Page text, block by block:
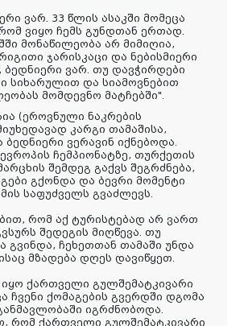
ვარ. 33 წლის ასაკში მომეცა
ვიყო ჩემს გუნდთან ერთად.
მონაწილეობა არ მიმიღია,
ჯარისკაცი და ნებისმიერი
ბედნიერი ვარ. თუ დავჭირდები
სიხარულით და სიამოვნებით
მომდევნო მატჩებში".
(ეროვნული ნაკრების
კარგი თამაშისა,
ვერავინ იქნებოდა.
ჩემპიონატზე, თურქეთის
შემდეგ გაქვს შეგრძნება,
გქონდა და ბევრი მომენტი
საფუძველს გვაძლევს.
რომ აქ ტურისტებად არ ვართ
შედეგის მიღწევა. თუ
გვინდა, ჩეხეთთან თამაში უნდა
მზადება დღეს დავიწყეთ.
ქართველი გულშემატკივარი
ჩვენი ქომაგების გვერდში დგომა
იგრძნობოდა.
რომ ქართველი გულშემატკივარი